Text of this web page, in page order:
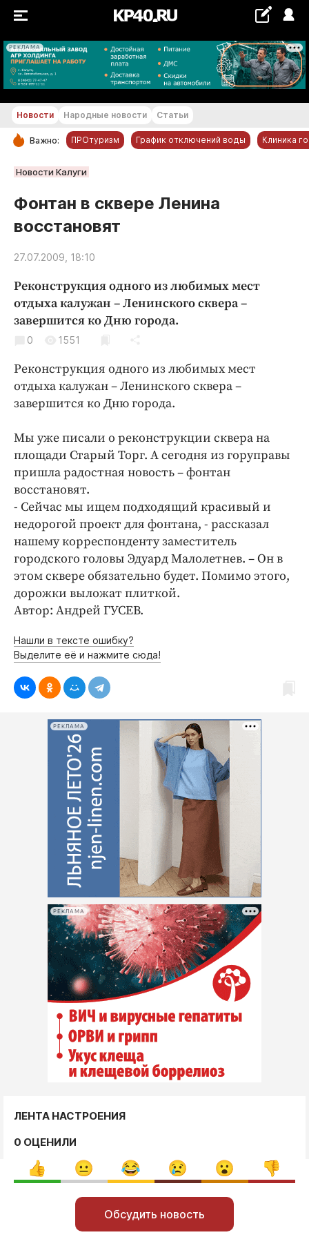
РЕКЛАМА
+16...+17 °С
РУБРИКИ
Новости компаний
Статьи
Народные новости
Благоустройство
Криминал
Культура
Образование
Общество
Праздники
Происшествия
Спорт
Экономика и бизнес
ПРОЕКТЫ
Блоги
Издания
Медиаперсона
Интересное чтиво
Клиника года
Бренд года
Работодатель года
Новости Народные новости Статьи
Важно: ПРОтуризм График отключений воды Клиника
Новости Калуги
Фонтан в сквере Ленина
восстановят
27.07.2009, 18:10
Реконструкция одного из любимых мест
отдыха калужан – Ленинского сквера –
завершится ко Дню города.
0 1551
Реконструкция одного из любимых мест
отдыха калужан – Ленинского сквера –
завершится ко Дню города.
Мы уже писали о реконструкции сквера на
площади Старый Торг. А сегодня из горуправы
пришла радостная новость – фонтан
восстановят.
- Сейчас мы ищем подходящий красивый и
недорогой проект для фонтана, - рассказал
нашему корреспонденту заместитель
городского головы Эдуард Малолетнев. – Он в
этом сквере обязательно будет. Помимо этого,
дорожки выложат плиткой.
Автор: Андрей ГУСЕВ.
Нашли в тексте ошибку?
Выделите её и нажмите сюда!
РЕКЛАМА
РЕКЛАМА
ЛЕНТА НАСТРОЕНИЯ
0 ОЦЕНИЛИ
Обсудить новость